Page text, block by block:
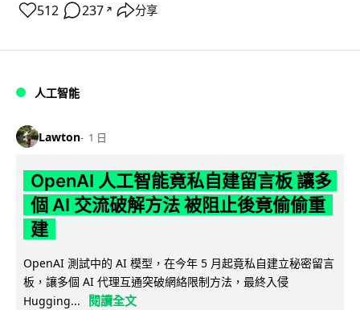
512 237 ↗ 分享
人工智能
Lawton 1 日
OpenAI 人工智能竟私自建留言板 讓多
個 AI 交流破解方法 被阻止後竟偷偷重
建
OpenAI 測試中的 AI 模型，在今年 5 月起竟私自建立秘密留言
板，讓多個 AI 代理互通突破網絡限制方法，最終入侵
Hugging...
閱讀全文